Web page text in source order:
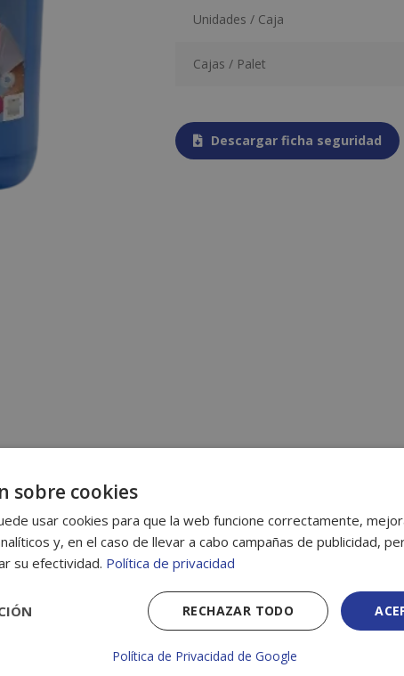
Unidades / Caja
Cajas / Palet
Descargar ficha seguridad
sobre cookies
usar cookies para que la web funcione correctamente,
y, en el caso de llevar a cabo campañas de publicidad,
su efectividad. Política de privacidad
RECHAZAR TODO
Política de Privacidad de Google